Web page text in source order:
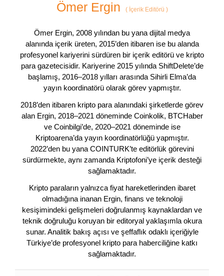
Ömer Ergin (İçerik Editörü )
Ömer Ergin, 2008 yılından bu yana dijital medya
alanında içerik üreten, 2015’den itibaren ise bu alanda
profesyonel kariyerini sürdüren bir içerik editörü ve kripto
para gazetecisidir. Kariyerine 2015 yılında ShiftDelete’de
başlamış, 2016–2018 yılları arasında Sihirli Elma’da
yayın koordinatörü olarak görev yapmıştır.
2018’den itibaren kripto para alanındaki şirketlerde görev
alan Ergin, 2018–2021 döneminde Coinkolik, BTCHaber
ve Coinbilgi’de, 2020–2021 döneminde ise
Kriptoarena’da yayın koordinatörlüğü yapmıştır.
2022’den bu yana COINTURK’te editörlük görevini
sürdürmekte, aynı zamanda Kriptofoni’ye içerik desteği
sağlamaktadır.
Kripto paraların yalnızca fiyat hareketlerinden ibaret
olmadığına inanan Ergin, finans ve teknoloji
kesişimindeki gelişmeleri doğrulanmış kaynaklardan ve
teknik doğruluğu koruyan bir editoryal yaklaşımla okura
sunar. Analitik bakış açısı ve şeffaflık odaklı içeriğiyle
Türkiye’de profesyonel kripto para haberciliğine katkı
sağlamaktadır.